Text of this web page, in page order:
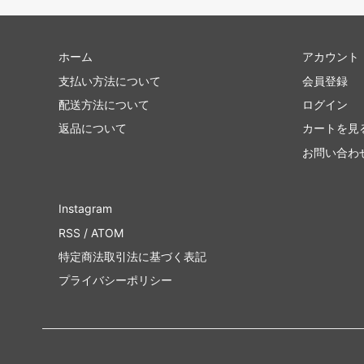
ホーム
支払い方法について
配送方法について
返品について
アカウント
会員登録
ログイン
カートを見
お問い合わ
Instagram
RSS / ATOM
特定商法取引法に基づく表記
プライバシーポリシー